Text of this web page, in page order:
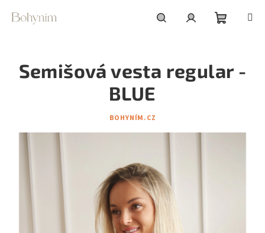
košík
Semišová vesta regular -
BLUE
BOHYNÍM.CZ